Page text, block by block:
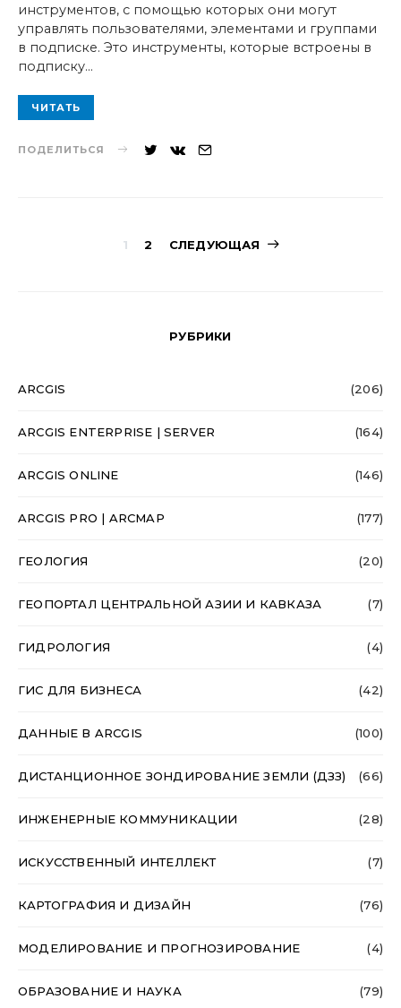
инструментов, с помощью которых они могут
управлять пользователями, элементами и группами
в подписке. Это инструменты, которые встроены в
подписку…
ЧИТАТЬ
ПОДЕЛИТЬСЯ
Навигация
1 2 СЛЕДУЮЩАЯ
РУБРИКИ
ARCGIS (206)
ARCGIS ENTERPRISE | SERVER (164)
ARCGIS ONLINE (146)
ARCGIS PRO | ARCMAP (177)
ГЕОЛОГИЯ (20)
ГЕОПОРТАЛ ЦЕНТРАЛЬНОЙ АЗИИ И КАВКАЗА (7)
ГИДРОЛОГИЯ (4)
ГИС ДЛЯ БИЗНЕСА (42)
ДАННЫЕ В ARCGIS (100)
ДИСТАНЦИОННОЕ ЗОНДИРОВАНИЕ ЗЕМЛИ (ДЗЗ) (66)
ИНЖЕНЕРНЫЕ КОММУНИКАЦИИ (28)
ИСКУССТВЕННЫЙ ИНТЕЛЛЕКТ (7)
КАРТОГРАФИЯ И ДИЗАЙН (76)
МОДЕЛИРОВАНИЕ И ПРОГНОЗИРОВАНИЕ (4)
ОБРАЗОВАНИЕ И НАУКА (79)